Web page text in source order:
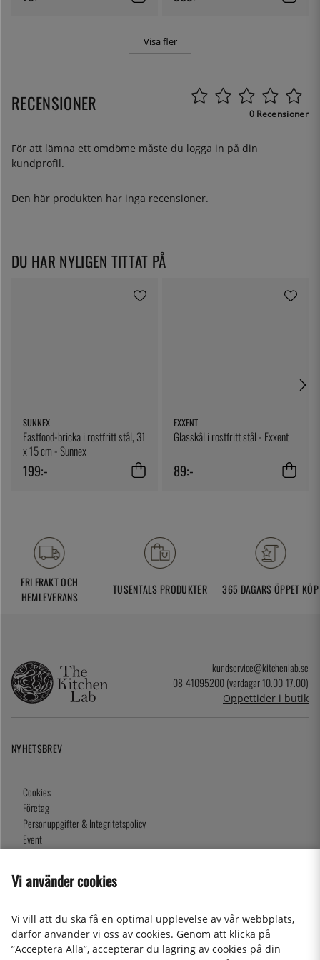
Visa fler
RECENSIONER 0 Recensioner
För att lämna ett omdöme måste du logga in på din
kundprofil.
Den här produkten har inga recensioner.
DU HAR NYLIGEN TITTAT PÅ
SUNNEX
Fastfood-bricka i rostfritt stål, 31
x 15 cm - Sunnex
199:-
EXXENT
Glasskål i rostfritt stål - Exxent
89:-
FRI FRAKT OCH
HEMLEVERANS
TUSENTALS PRODUKTER 365 DAGARS ÖPPET KÖP
kundservice@kitchenlab.se
08-41095200 (vardagar 10.00-17.00)
Öppettider i butik
NYHETSBREV
Cookies
Företag
Personuppgifter & Integritetspolicy
Event
Presentkort
Vi använder cookies
Vi vill att du ska få en optimal upplevelse av vår webbplats,
därför använder vi oss av cookies. Genom att klicka på
”Acceptera Alla”, accepterar du lagring av cookies på din